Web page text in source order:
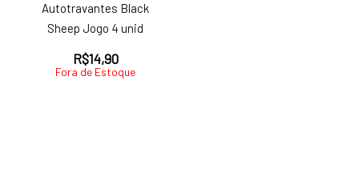
Autotravantes Black
Sheep Jogo 4 unid
R$14,90
Fora de Estoque